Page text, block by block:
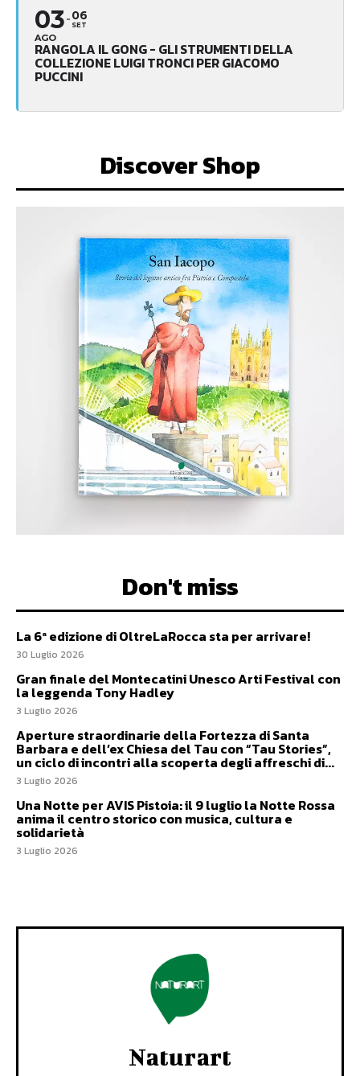
03
AGO
06
SET
RANGOLA IL GONG - GLI STRUMENTI DELLA
COLLEZIONE LUIGI TRONCI PER GIACOMO
PUCCINI
Discover Shop
Don't miss
La 6ª edizione di OltreLaRocca sta per arrivare!
30 Luglio 2026
Gran finale del Montecatini Unesco Arti Festival con
la leggenda Tony Hadley
3 Luglio 2026
Aperture straordinarie della Fortezza di Santa
Barbara e dell’ex Chiesa del Tau con “Tau Stories”,
un ciclo di incontri alla scoperta degli affreschi di...
3 Luglio 2026
Una Notte per AVIS Pistoia: il 9 luglio la Notte Rossa
anima il centro storico con musica, cultura e
solidarietà
3 Luglio 2026
Naturart